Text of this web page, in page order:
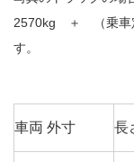
2570kg ＋ （乗車
す。
車両 外寸 長